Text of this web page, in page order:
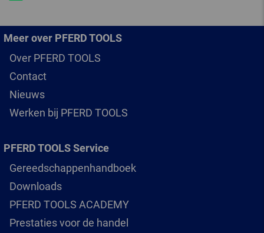
Meer over PFERD TOOLS
Over PFERD TOOLS
Contact
Nieuws
Werken bij PFERD TOOLS
PFERD TOOLS Service
Gereedschappenhandboek
Downloads
PFERD TOOLS ACADEMY
Prestaties voor de handel